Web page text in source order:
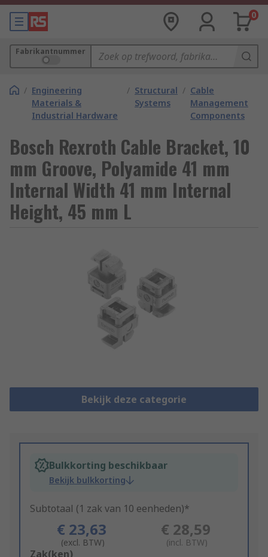
0
Fabrikantnummer
/ Engineering
Materials &
Industrial Hardware
/ Structural
Systems
/ Cable
Management
Components
Bosch Rexroth Cable Bracket, 10
mm Groove, Polyamide 41 mm
Internal Width 41 mm Internal
Height, 45 mm L
Bekijk deze categorie
Bulkkorting beschikbaar
Bekijk bulkkorting
Subtotaal (1 zak van 10 eenheden)*
€ 23,63
(excl. BTW)
€ 28,59
(incl. BTW)
Add
Zak(ken)